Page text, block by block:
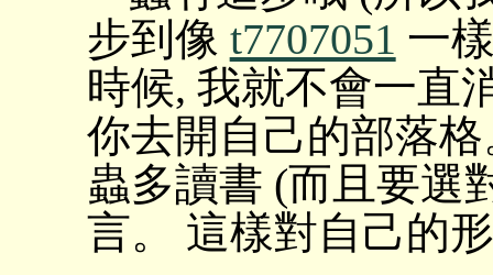
步到像 t7707051 一
時候, 我就不會一直
你去開自己的部落
蟲多讀書 (而且要選
言。 這樣對自己的